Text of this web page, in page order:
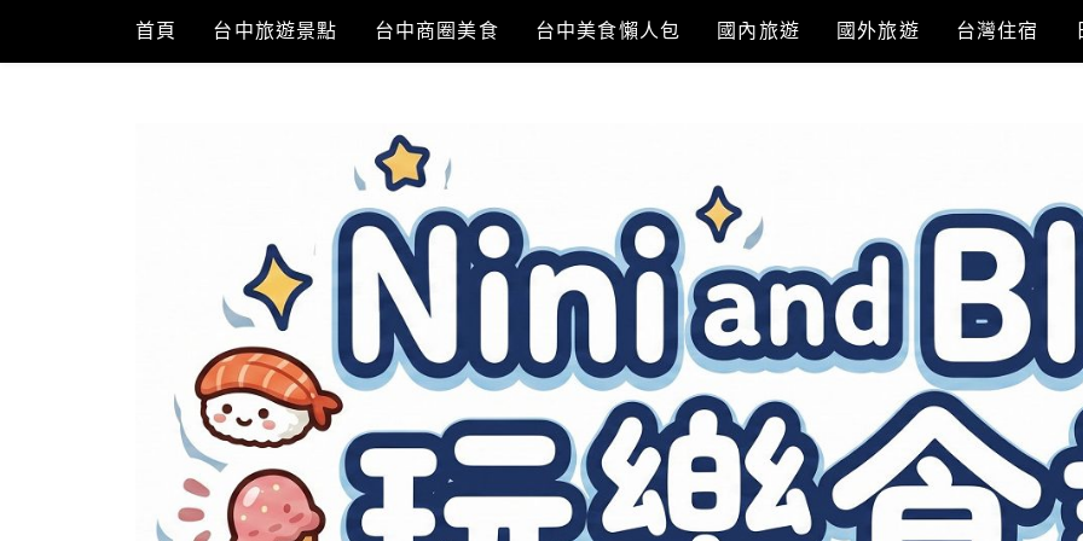
content
首頁 台中旅遊景點 台中商圈美食 台中美食懶人包 國內旅遊 國外旅遊 台灣住宿